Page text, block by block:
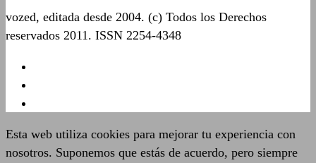
vozed, editada desde 2004. (c) Todos los Derechos
reservados 2011. ISSN 2254-4348
Esta web utiliza cookies para mejorar tu experiencia con
nosotros. Suponemos que estás de acuerdo, pero siempre